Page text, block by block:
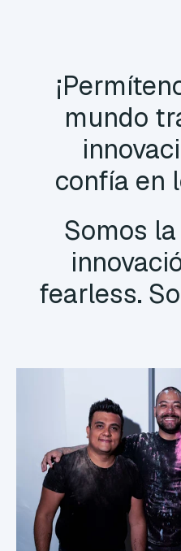
mundo
confía en
Somos
fearless.